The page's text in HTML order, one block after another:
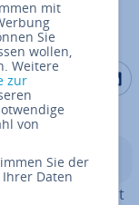
Auf Auf
Dieser heißt
mit
Sie
wollen,
Weitere
zur
von
Sie der
Daten